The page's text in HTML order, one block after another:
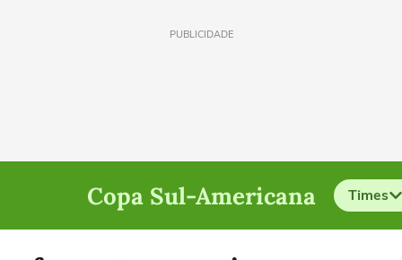
PUBLICIDADE
Copa Sul-Americana Times